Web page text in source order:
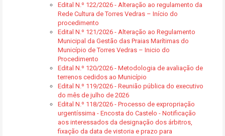
Edital N.º 122/2026 - Alteração ao regulamento da
Rede Cultura de Torres Vedras – Início do
procedimento
Edital N.º 121/2026 - Alteração ao Regulamento
Municipal da Gestão das Praias Marítimas do
Município de Torres Vedras – Inicio do
Procedimento
Edital N.º 120/2026 - Metodologia de avaliação de
terrenos cedidos ao Município
Edital N.º 119/2026 - Reunião pública do executivo
do mês de julho de 2026
Edital N.º 118/2026 - Processo de expropriação
urgentíssima - Encosta do Castelo - Notificação
aos interessados da designação dos árbitros,
fixação da data de vistoria e prazo para